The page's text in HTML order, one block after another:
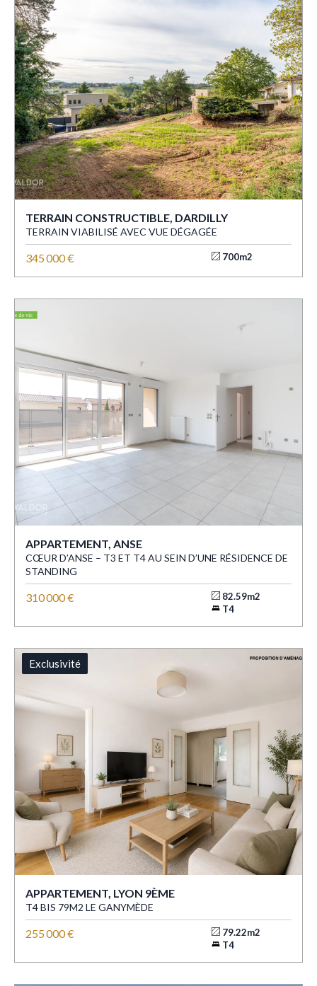
TERRAIN CONSTRUCTIBLE, DARDILLY
TERRAIN VIABILISÉ AVEC VUE DÉGAGÉE
345 000 € 700m2
APPARTEMENT, ANSE
CŒUR D’ANSE – T3 ET T4 AU SEIN D’UNE RÉSIDENCE DE
STANDING
310 000 €
82.59m2
T4
Exclusivité
APPARTEMENT, LYON 9ÈME
T4 BIS 79M2 LE GANYMÈDE
255 000 €
79.22m2
T4